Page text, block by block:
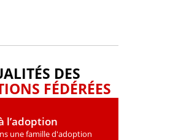
DES
FÉDÉRÉES
l’adoption
une famille d'adoption